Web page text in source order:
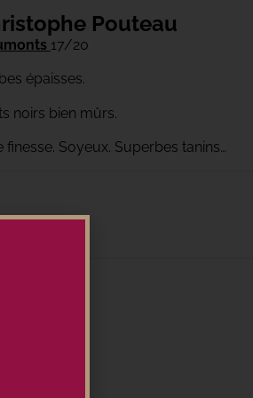
Pouteau
17/20
épaisses.
noirs bien mûrs.
Soyeux. Superbes tanins…